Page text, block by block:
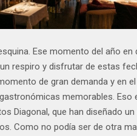
Ese momento del año en
respiro y disfrutar de estas
de gran demanda y en
memorables. Eso
Diagonal, que han diseñado
Como no podía ser de otra